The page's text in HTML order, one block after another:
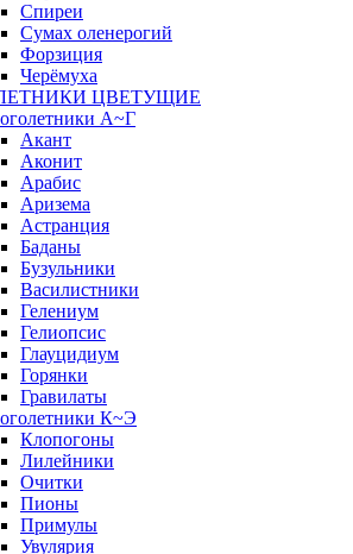
Спиреи
Сумах оленерогий
Форзиция
Черёмуха
ЦВЕТУЩИЕ
А~Г
Акант
Аконит
Арабис
Аризема
Астранция
Баданы
Бузульники
Василистники
Гелениум
Гелиопсис
Глауцидиум
Горянки
Гравилаты
К~Э
Клопогоны
Лилейники
Очитки
Пионы
Примулы
Увулярия